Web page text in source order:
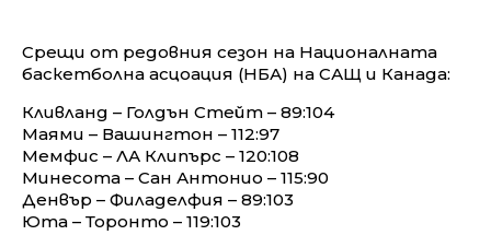
Срещи от редовния сезон на Националната
баскетболна асцоация (НБА) на САЩ и Канада:
Кливланд – Голдън Стейт – 89:104
Маями – Вашингтон – 112:97
Мемфис – ЛА Клипърс – 120:108
Минесота – Сан Антонио – 115:90
Денвър – Филаделфия – 89:103
Юта – Торонто – 119:103